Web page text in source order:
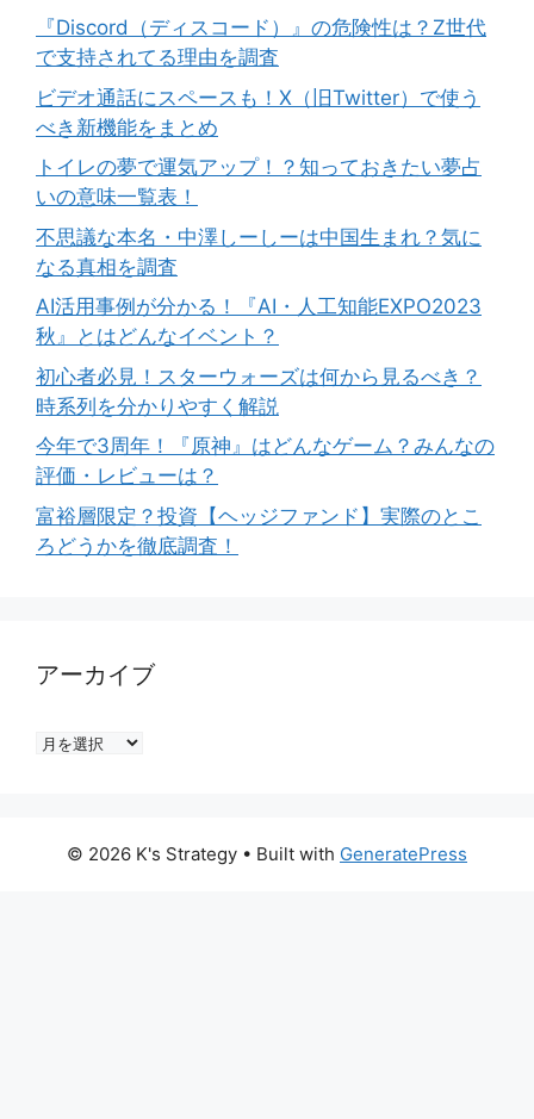
『Discord（ディスコード）』の危険性は？Z世代
で支持されてる理由を調査
ビデオ通話にスペースも！X（旧Twitter）で使う
べき新機能をまとめ
トイレの夢で運気アップ！？知っておきたい夢占
いの意味一覧表！
不思議な本名・中澤しーしーは中国生まれ？気に
なる真相を調査
AI活用事例が分かる！『AI・人工知能EXPO2023
秋』とはどんなイベント？
初心者必見！スターウォーズは何から見るべき？
時系列を分かりやすく解説
今年で3周年！『原神』はどんなゲーム？みんなの
評価・レビューは？
富裕層限定？投資【ヘッジファンド】実際のとこ
ろどうかを徹底調査！
アーカイブ
ア
© 2026 K's Strategy • Built with GeneratePress